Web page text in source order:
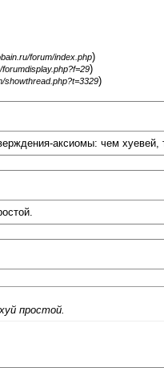
forum/index.php)
)
showthread.php?t=3329)
аксиомы: чем хуевей,
простой.